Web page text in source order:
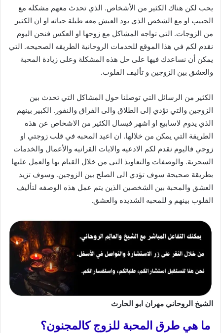
يحب لكن هناك الكثير من الأشخاص. الذي تحدث معهم مشكله مع
الحبيب او مع الشخص الذي يود العيش معه طيلة حياته او ان الكثير
من الزوجات. التي تواجه المشاكل مع زوجها او العكس فنحن اليوم
نقدم لكم في هذا الموقع للخدمات الروحانية الطريقه الصحيحه. التي
يمكن أن نساعدك فيها على حل هذه المشكلة وعلى زيادة المحبة
والعشق بين الزوجين و تأليف القلوب.
الكثير من الرسائل التي توصلنا حول المشاكل التي تحدث بين
الزوجين والتي تؤدي إلى الطلاق والى الفراق والنفور. الكبير بينهم
الذي يدوم لاسابيع او اشهر فيسال الكثير من الاشخاص عن هذه
الطريقة التي يمكن من خلالها. ان اعيد المحبه في قلب زوجتي او
زوجي فاليوم نقدم لكم الادعيه والايات القرانيه والأعمال والخدمات
السحرية. والوصفات والتعاويذ التي من خلال القيام بها والعمل عليها
بطريقة صحيحة سوف تؤدي الى الصلح بين الزوجين. وسوف تزيد
العشق والمحبة بين الشخصين الذين يتم عمل هذه الوصفه لتأليف
القلوب بينهم و للمحبه الشديده والعشق.
الشيخ الروحاني مهران ابو الحارث
ما هي طرق المحبة للزوج كالمجنون؟